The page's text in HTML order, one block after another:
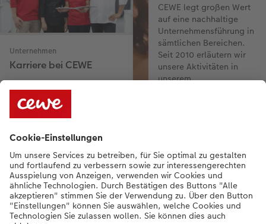
Unternehmen
Karriere bei CEWE
führendem Fotoservice.
Erfahren Sie mehr über
CEWE und informieren Sie
sich über unsere aktuellen
Jobangebote.
CEWE legt großen Wert
auf eine nachhaltige
Unternehmensführung in
sämtlichen Bereichen.
Seit 2010 erläutern wir
unsere Aktivitäten in
unserem
Unternehmen
Digitalisierung mit
Verantwortung